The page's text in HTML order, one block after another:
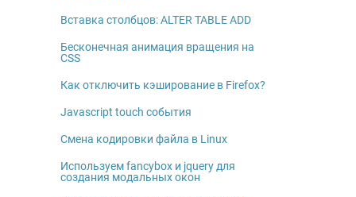
Вставка столбцов: ALTER TABLE ADD
Бесконечная анимация вращения на
CSS
Как отключить кэширование в Firefox?
Javascript touch события
Смена кодировки файла в Linux
Используем fancybox и jquery для
создания модальных окон